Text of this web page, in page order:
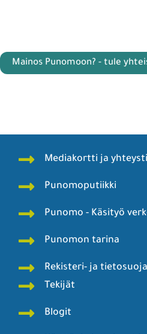
Mainos Punomoon? - tule
Mediakortti ja
Punomoputiikki
Punomo - Käsityö
Punomon tarina
Rekisteri- ja
Tekijät
Blogit